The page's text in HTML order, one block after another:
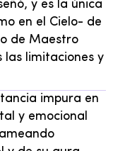
y es la única
en el Cielo- de
de Maestro
las limitaciones y
impura en
y emocional